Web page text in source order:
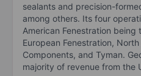
sealants and precision-
among others. Its four
American Fenestration being
European Fenestration,
Components, and Tyman.
majority of revenue from the